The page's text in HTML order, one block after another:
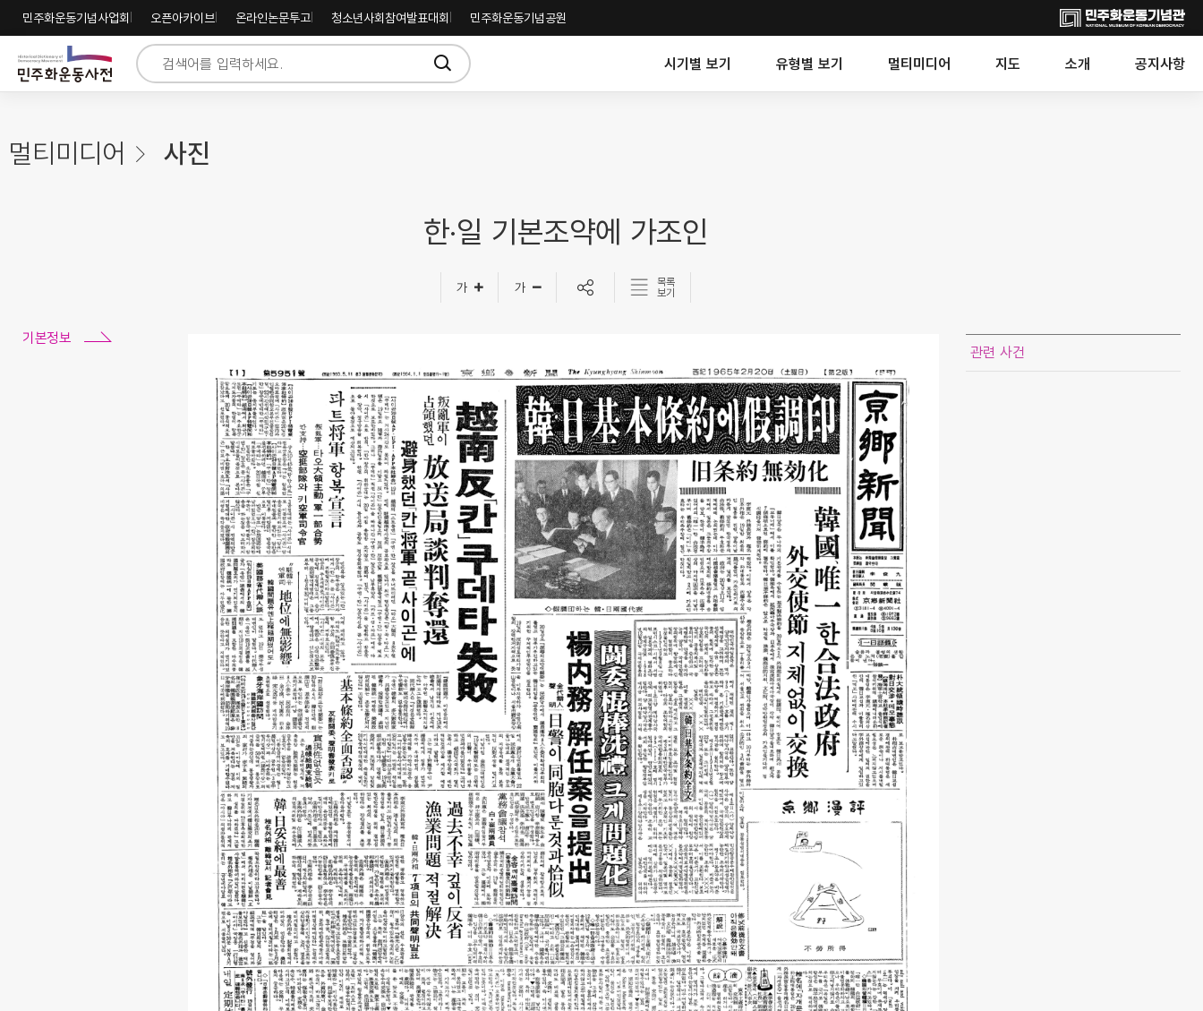
가
기
기
민주화운동기념사업회 오픈아카이브 온라인논문투고 청소년사회참여발표대회 민주화운동기념공원
시기별 보기 유형별 보기 멀티미디어 지도 소개 공지사항
멀티미디어 사진
한·일 기본조약에 가조인
목록
보기
기본정보
관련 사건